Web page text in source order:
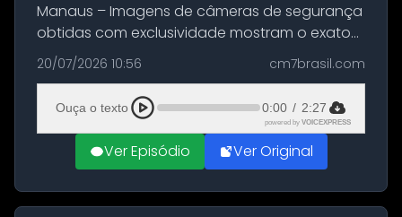
Manaus – Imagens de câmeras de segurança
obtidas com exclusividade mostram o exato
momento da fuga do principal suspeito da
morte de Larissa Araújo, de 28 anos. O crime
ocorreu na noite deste último d...
20/07/2026 10:56 cm7brasil.com
Ouça o texto 0:00 / 2:27
powered by VOICEXPRESS
Ver Episódio Ver Original